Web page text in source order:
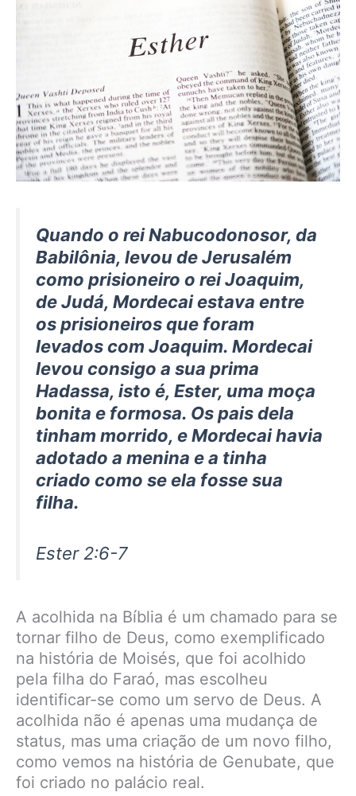
Quando o rei Nabucodonosor, da
Babilônia, levou de Jerusalém
como prisioneiro o rei Joaquim,
de Judá, Mordecai estava entre
os prisioneiros que foram
levados com Joaquim. Mordecai
levou consigo a sua prima
Hadassa, isto é, Ester, uma moça
bonita e formosa. Os pais dela
tinham morrido, e Mordecai havia
adotado a menina e a tinha
criado como se ela fosse sua
filha.
Ester 2:6-7
A acolhida na Bíblia é um chamado para se
tornar filho de Deus, como exemplificado
na história de Moisés, que foi acolhido
pela filha do Faraó, mas escolheu
identificar-se como um servo de Deus. A
acolhida não é apenas uma mudança de
status, mas uma criação de um novo filho,
como vemos na história de Genubate, que
foi criado no palácio real.